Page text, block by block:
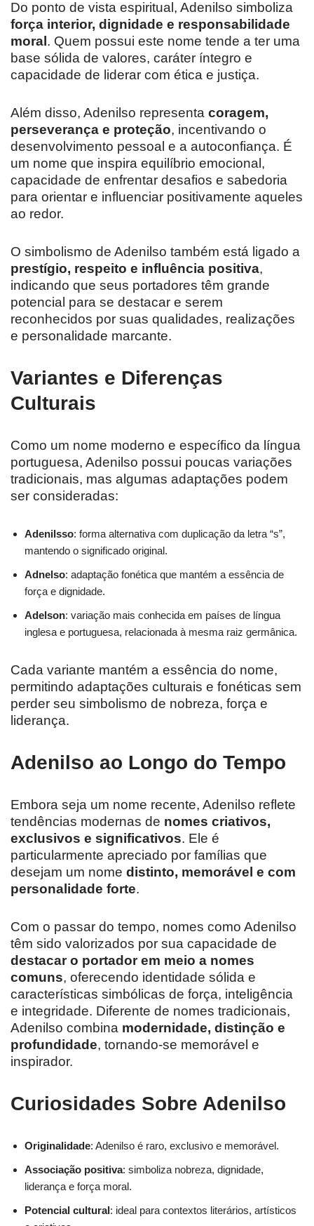
Do ponto de vista espiritual, Adenilso simboliza
força interior, dignidade e responsabilidade
moral . Quem possui este nome tende a ter uma
base sólida de valores, caráter íntegro e
capacidade de liderar com ética e justiça.
Além disso, Adenilso representa coragem,
perseverança e proteção, incentivando o
desenvolvimento pessoal e a autoconfiança. É
um nome que inspira equilíbrio emocional,
capacidade de enfrentar desafios e sabedoria
para orientar e influenciar positivamente aqueles
ao redor.
O simbolismo de Adenilso também está ligado a
prestígio, respeito e influência positiva,
indicando que seus portadores têm grande
potencial para se destacar e serem
reconhecidos por suas qualidades, realizações
e personalidade marcante.
Variantes e Diferenças
Culturais
Como um nome moderno e específico da língua
portuguesa, Adenilso possui poucas variações
tradicionais, mas algumas adaptações podem
ser consideradas:
Adenilsso: forma alternativa com duplicação da letra “s”,
mantendo o significado original.
Adnelso: adaptação fonética que mantém a essência de
força e dignidade.
Adelson: variação mais conhecida em países de língua
inglesa e portuguesa, relacionada à mesma raiz germânica.
Cada variante mantém a essência do nome,
permitindo adaptações culturais e fonéticas sem
perder seu simbolismo de nobreza, força e
liderança.
Adenilso ao Longo do Tempo
Embora seja um nome recente, Adenilso reflete
tendências modernas de nomes criativos,
exclusivos e significativos. Ele é
particularmente apreciado por famílias que
desejam um nome distinto, memorável e com
personalidade forte.
Com o passar do tempo, nomes como Adenilso
têm sido valorizados por sua capacidade de
destacar o portador em meio a nomes
comuns, oferecendo identidade sólida e
características simbólicas de força, inteligência
e integridade. Diferente de nomes tradicionais,
Adenilso combina modernidade, distinção e
profundidade, tornando-se memorável e
inspirador.
Curiosidades Sobre Adenilso
Originalidade: Adenilso é raro, exclusivo e memorável.
Associação positiva: simboliza nobreza, dignidade,
liderança e força moral.
Potencial cultural: ideal para contextos literários, artísticos